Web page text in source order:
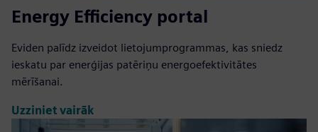
Energy Efficiency portal
Eviden palīdz izveidot lietojumprogrammas, kas sniedz
ieskatu par enerģijas patēriņu energoefektivitātes
mērīšanai.
Uzziniet vairāk